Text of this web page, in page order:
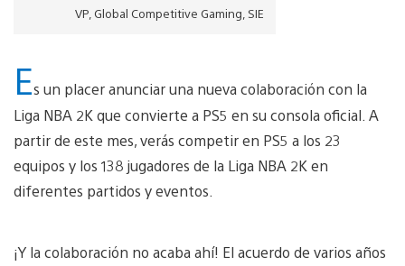
VP, Global Competitive Gaming, SIE
Es un placer anunciar una nueva colaboración con la
Liga NBA 2K que convierte a PS5 en su consola oficial. A
partir de este mes, verás competir en PS5 a los 23
equipos y los 138 jugadores de la Liga NBA 2K en
diferentes partidos y eventos.
¡Y la colaboración no acaba ahí! El acuerdo de varios años